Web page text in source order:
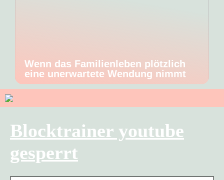
Wenn das Familienleben plötzlich
eine unerwartete Wendung nimmt
Blocktrainer youtube
gesperrt